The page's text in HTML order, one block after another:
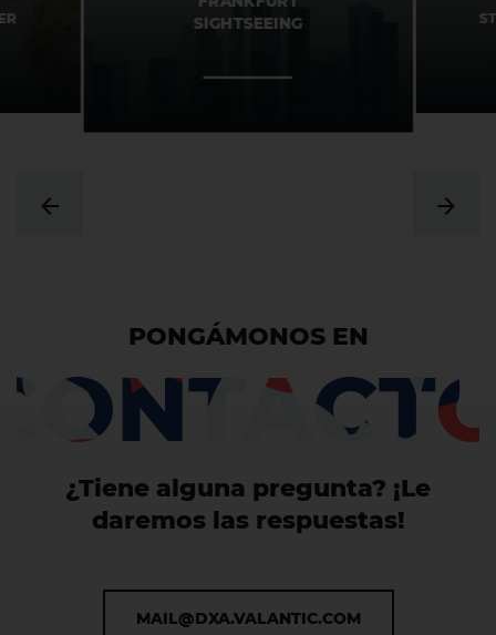
SIGHTSEEING
PONGÁMONOS EN
¿Tiene alguna pregunta? ¡Le
daremos las respuestas!
MAIL@DXA.VALANTIC.COM